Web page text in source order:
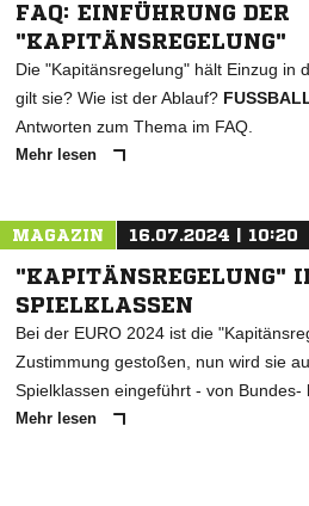
FAQ: EINFÜHRUNG DER
"KAPITÄNSREGELUNG"
Die "Kapitänsregelung" hält Einzug in
gilt sie? Wie ist der Ablauf?
Antworten zum Thema im FAQ.
Mehr lesen
MAGAZIN 16.07.2024 | 10:20
"KAPITÄNSREGELUNG"
SPIELKLASSEN
Bei der EURO 2024 ist die
Zustimmung gestoßen, nun wird sie
Spielklassen eingeführt - von Bundes-
Mehr lesen